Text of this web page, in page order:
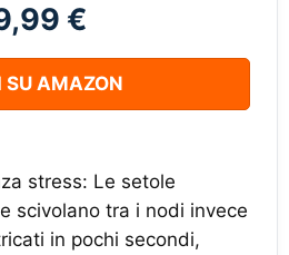
€
SU AMAZON
stress: Le setole
scivolano tra i nodi invece
in pochi secondi,